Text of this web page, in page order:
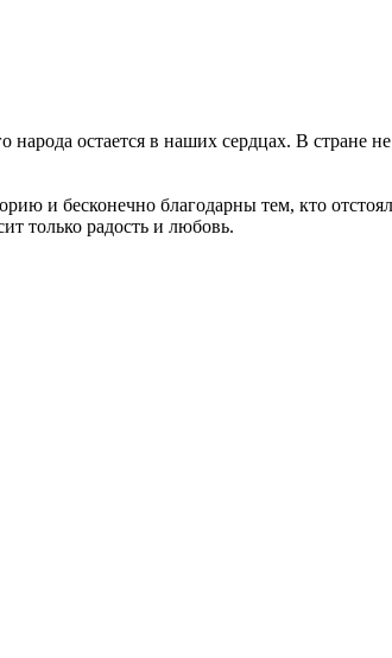
остается в наших сердцах. В стране
и бесконечно благодарны тем, кто
только радость и любовь.